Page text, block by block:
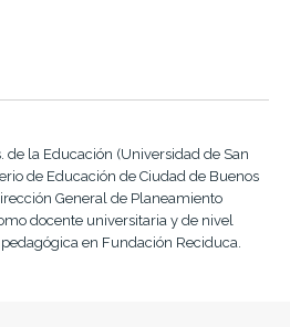
de la Educación (Universidad de San
de Educación de Ciudad de Buenos
General de Planeamiento
docente universitaria y de nivel
en Fundación Reciduca